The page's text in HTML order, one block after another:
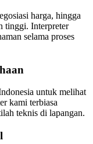
harga, hingga
tinggi. Interpreter
selama proses
untuk melihat
kami terbiasa
teknis di lapangan.